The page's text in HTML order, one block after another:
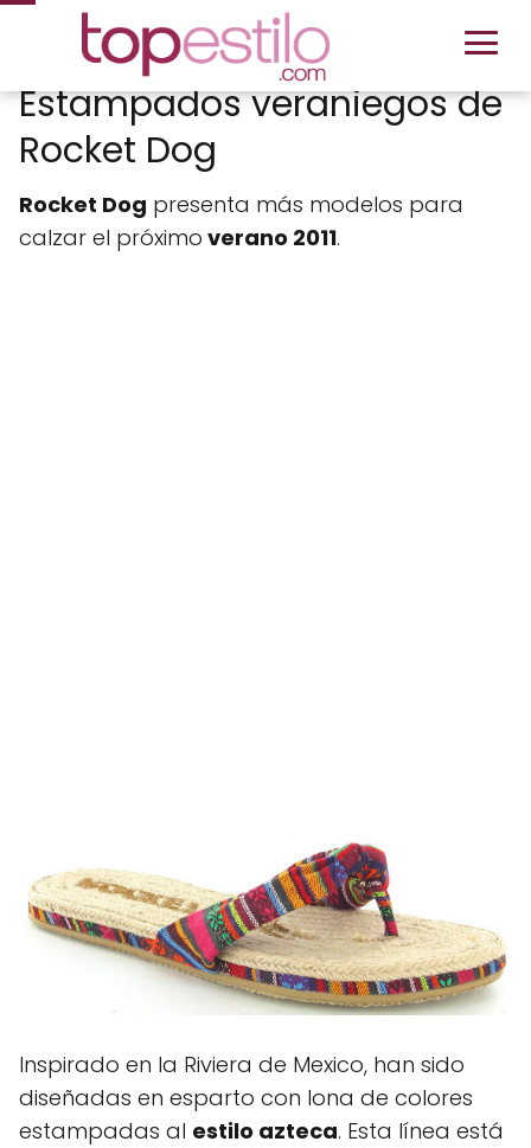
Estampados veraniegos de
Rocket Dog
Rocket Dog presenta más modelos para
calzar el próximo verano 2011.
Inspirado en la Riviera de Mexico, han sido
diseñadas en esparto con lona de colores
estampadas al estilo azteca. Esta línea está